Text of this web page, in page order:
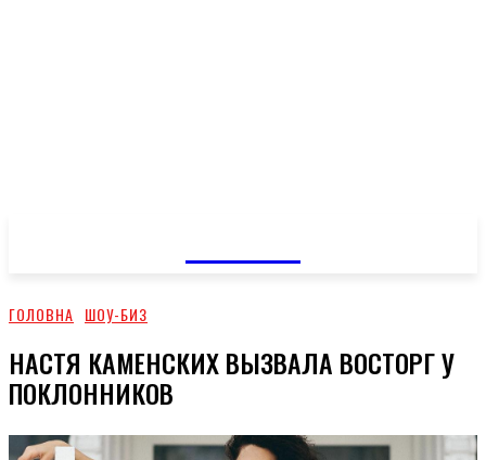
ГОЛОВНА ШОУ-БИЗ
НАСТЯ КАМЕНСКИХ ВЫЗВАЛА ВОСТОРГ У
ПОКЛОННИКОВ